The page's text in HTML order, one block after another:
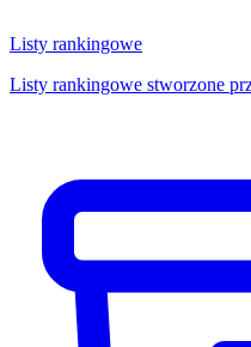
Listy rankingowe
Listy rankingowe stworzone